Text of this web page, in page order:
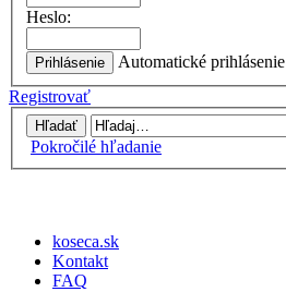
Heslo:
Automatické
Registrovať
Pokročilé hľadanie
koseca.sk
Kontakt
FAQ